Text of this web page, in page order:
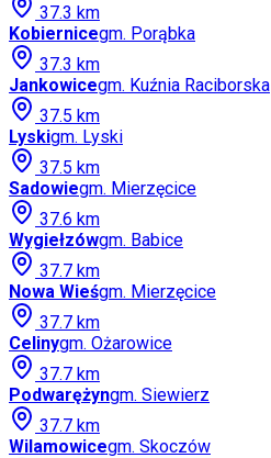
37.3 km
Kobiernicegm. Porąbka
37.3 km
Jankowicegm. Kuźnia Raciborska
37.5 km
Lyskigm. Lyski
37.5 km
Sadowiegm. Mierzęcice
37.6 km
Wygiełzówgm. Babice
37.7 km
Nowa Wieśgm. Mierzęcice
37.7 km
Celinygm. Ożarowice
37.7 km
Podwarężyngm. Siewierz
37.7 km
Wilamowicegm. Skoczów